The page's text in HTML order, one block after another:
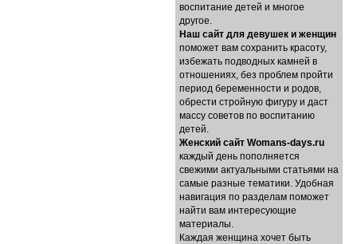
воспитание детей и многое
другое.
Наш сайт для девушек и женщин
поможет вам сохранить красоту,
избежать подводных камней в
отношениях, без проблем пройти
период беременности и родов,
обрести стройную фигуру и даст
массу советов по воспитанию
детей.
Женский сайт Womans-days.ru
каждый день пополняется
свежими актуальными статьями на
самые разные тематики. Удобная
навигация по разделам поможет
найти вам интересующие
материалы.
Каждая женщина хочет быть